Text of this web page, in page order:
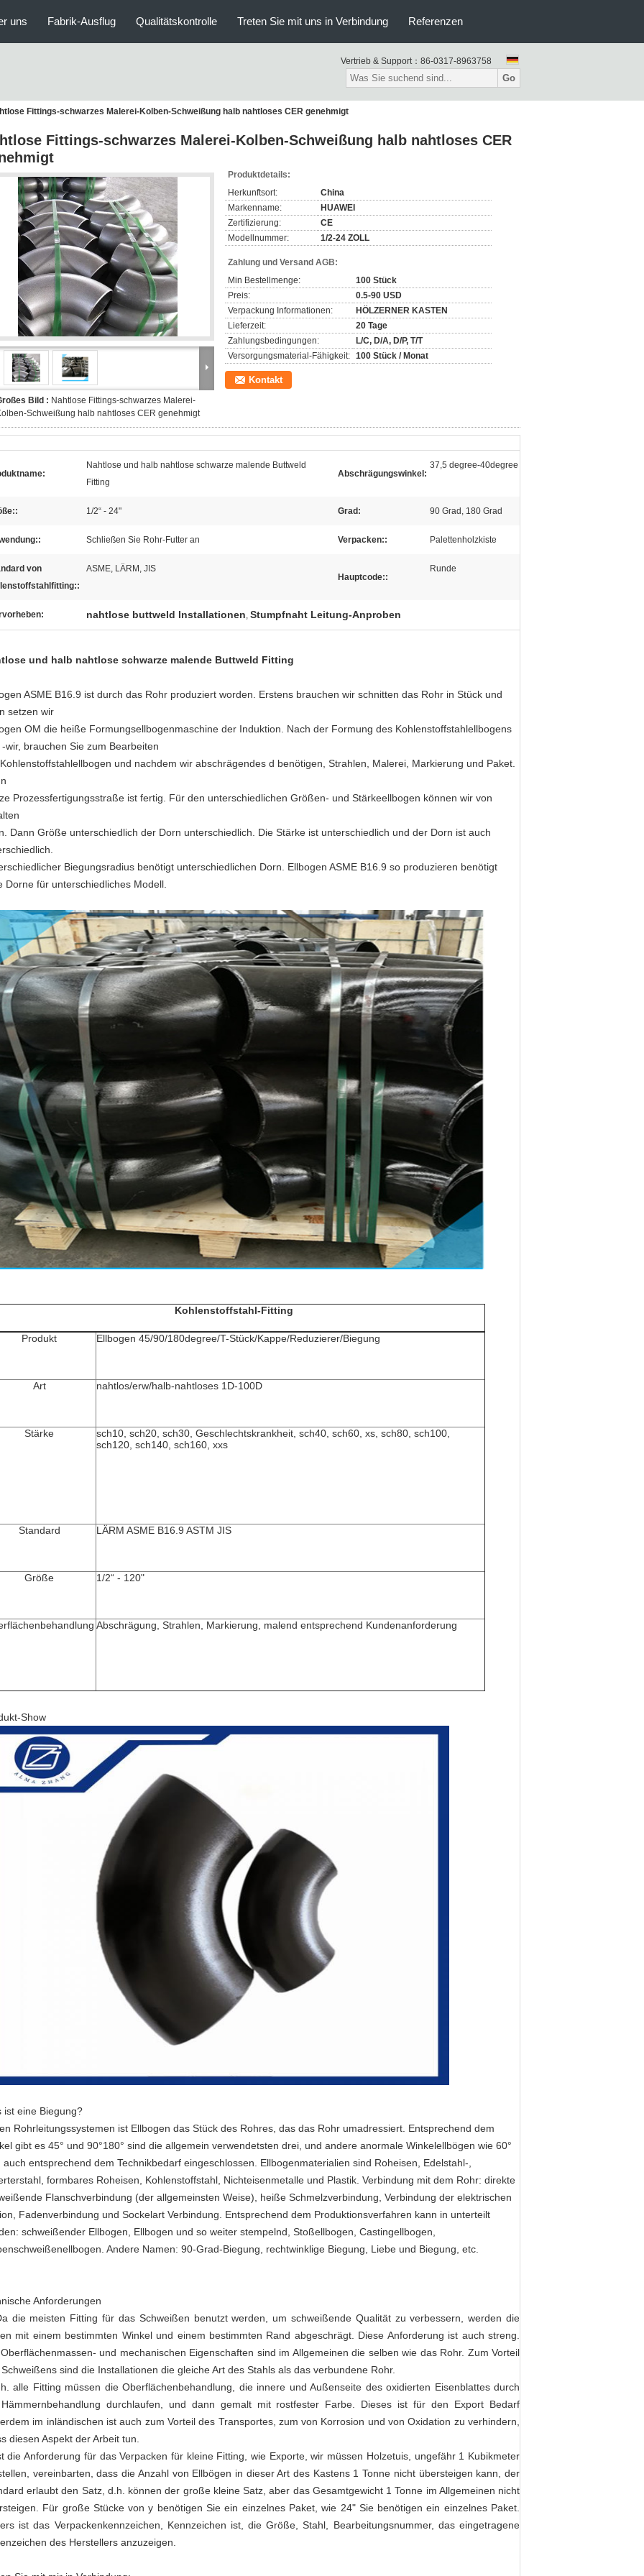
uns Fabrik-Ausflug Qualitätskontrolle Treten Sie mit uns in Verbindung Referenzen
Vertrieb & Support： 86-0317-8963758
Go
Fittings-schwarzes Malerei-Kolben-Schweißung halb nahtloses CER genehmigt
Fittings-schwarzes Malerei-Kolben-Schweißung halb nahtloses CER
Bild : Nahtlose Fittings-schwarzes Malerei-
Schweißung halb nahtloses CER genehmigt
Produktdetails:
Herkunftsort:
China
Markenname:
HUAWEI
Zertifizierung:
CE
Modellnummer:
1/2-24 ZOLL
Zahlung und Versand AGB:
Min Bestellmenge:
100 Stück
Preis:
0.5-90 USD
Verpackung Informationen:
HÖLZERNER KASTEN
Lieferzeit:
20 Tage
Zahlungsbedingungen:
L/C, D/A, D/P, T/T
Versorgungsmaterial-Fähigkeit: 100 Stück / Monat
Kontakt
Nahtlose und halb nahtlose schwarze malende Buttweld
Fitting
Abschrägungswinkel:
37,5 degree-40degree
1/2“ - 24" Grad: 90 Grad, 180 Grad
Schließen Sie Rohr-Futter an Verpacken:: Palettenholzkiste
von
ASME, LÄRM, JIS
Hauptcode::
Runde
nahtlose buttweld Installationen, Stumpfnaht Leitung-Anproben
und halb nahtlose schwarze malende Buttweld Fitting
ASME B16.9 ist durch das Rohr produziert worden. Erstens brauchen wir schnitten das Rohr in Stück und
setzen wir
OM die heiße Formungsellbogenmaschine der Induktion. Nach der Formung des Kohlenstoffstahlellbogens
-wir, brauchen Sie zum Bearbeiten
und nachdem wir abschrägendes d benötigen, Strahlen, Malerei, Markierung und Paket.
Prozessfertigungsstraße ist fertig. Für den unterschiedlichen Größen- und Stärkeellbogen können wir von
Dann Größe unterschiedlich der Dorn unterschiedlich. Die Stärke ist unterschiedlich und der Dorn ist auch
Biegungsradius benötigt unterschiedlichen Dorn. Ellbogen ASME B16.9 so produzieren benötigt
Dorne für unterschiedliches Modell.
Kohlenstoffstahl-Fitting
Produkt Ellbogen 45/90/180degree/T-Stück/Kappe/Reduzierer/Biegung
Art nahtlos/erw/halb-nahtloses 1D-100D
Stärke
sch10, sch20, sch30, Geschlechtskrankheit, sch40, sch60, xs, sch80, sch100,
sch120, sch140, sch160, xxs
Standard LÄRM ASME B16.9 ASTM JIS
Größe 1/2“ - 120"
Abschrägung, Strahlen, Markierung, malend entsprechend Kundenanforderung
Show
ist eine Biegung?
Rohrleitungssystemen ist Ellbogen das Stück des Rohres, das das Rohr umadressiert. Entsprechend dem
gibt es 45° und 90°180° sind die allgemein verwendetsten drei, und andere anormale Winkelellbögen wie 60°
auch entsprechend dem Technikbedarf eingeschlossen. Ellbogenmaterialien sind Roheisen, Edelstahl-,
formbares Roheisen, Kohlenstoffstahl, Nichteisenmetalle und Plastik. Verbindung mit dem Rohr: direkte
Flanschverbindung (der allgemeinsten Weise), heiße Schmelzverbindung, Verbindung der elektrischen
Fadenverbindung und Sockelart Verbindung. Entsprechend dem Produktionsverfahren kann in unterteilt
schweißender Ellbogen, Ellbogen und so weiter stempelnd, Stoßellbogen, Castingellbogen,
Andere Namen: 90-Grad-Biegung, rechtwinklige Biegung, Liebe und Biegung, etc.
Anforderungen
die meisten Fitting für das Schweißen benutzt werden, um schweißende Qualität zu verbessern, werden die
mit einem bestimmten Winkel und einem bestimmten Rand abgeschrägt. Diese Anforderung ist auch streng.
und mechanischen Eigenschaften sind im Allgemeinen die selben wie das Rohr. Zum Vorteil
sind die Installationen die gleiche Art des Stahls als das verbundene Rohr.
alle Fitting müssen die Oberflächenbehandlung, die innere und Außenseite des oxidierten Eisenblattes durch
durchlaufen, und dann gemalt mit rostfester Farbe. Dieses ist für den Export Bedarf
im inländischen ist auch zum Vorteil des Transportes, zum von Korrosion und von Oxidation zu verhindern,
diesen Aspekt der Arbeit tun.
die Anforderung für das Verpacken für kleine Fitting, wie Exporte, wir müssen Holzetuis, ungefähr 1 Kubikmeter
vereinbarten, dass die Anzahl von Ellbögen in dieser Art des Kastens 1 Tonne nicht übersteigen kann, der
erlaubt den Satz, d.h. können der große kleine Satz, aber das Gesamtgewicht 1 Tonne im Allgemeinen nicht
Für große Stücke von y benötigen Sie ein einzelnes Paket, wie 24" Sie benötigen ein einzelnes Paket.
ist das Verpackenkennzeichen, Kennzeichen ist, die Größe, Stahl, Bearbeitungsnummer, das eingetragene
des Herstellers anzuzeigen.